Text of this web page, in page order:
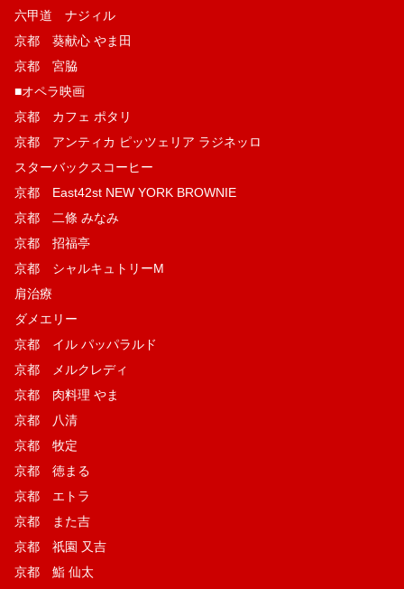
六甲道 ナジィル
京都 葵献心 やま田
京都 宮脇
■オペラ映画
京都 カフェ ポタリ
京都 アンティカ ピッツェリア ラジネッロ
スターバックスコーヒー
京都 East42st NEW YORK BROWNIE
京都 二條 みなみ
京都 招福亭
京都 シャルキュトリーM
肩治療
ダメエリー
京都 イル パッパラルド
京都 メルクレディ
京都 肉料理 やま
京都 八清
京都 牧定
京都 徳まる
京都 エトラ
京都 また吉
京都 祇園 又吉
京都 鮨 仙太